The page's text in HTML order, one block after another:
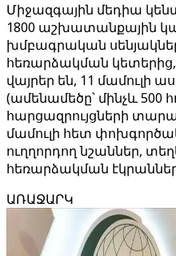
Միջազգային մեդիա
1800 աշխատանքային
խմբագրական
հեռարձակման կետերից,
վայրեր են, 11 մամուլի
(ամենամեծը՝ մինչև 500
հարցազրույցների
մամուլի հետ
ուղղորդող նշաններ,
հեռարձակման
ԱՌԱՋԱՐԿ